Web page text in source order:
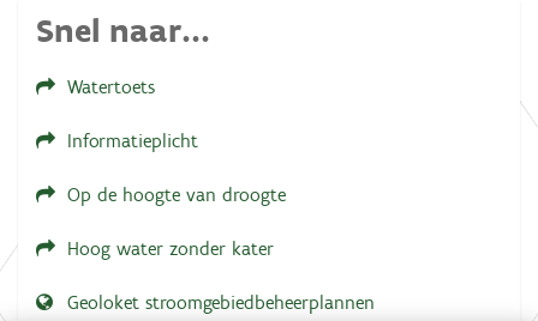
Snel naar...
Watertoets
Informatieplicht
Op de hoogte van droogte
Hoog water zonder kater
Geoloket stroomgebiedbeheerplannen